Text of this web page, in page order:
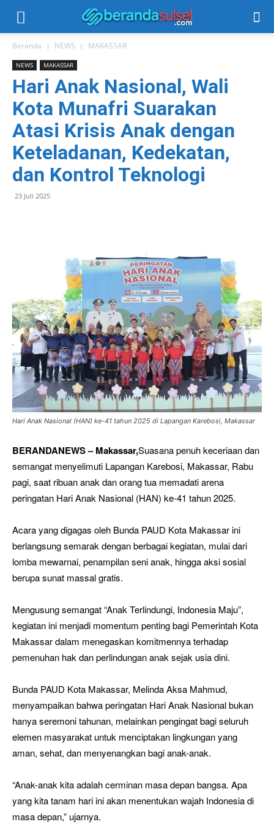
Beranda NEWS MAKASSAR
NEWS MAKASSAR
Hari Anak Nasional, Wali
Kota Munafri Suarakan
Atasi Krisis Anak dengan
Keteladanan, Kedekatan,
dan Kontrol Teknologi
23 Juli 2025
Hari Anak Nasional (HAN) ke-41 tahun 2025 di Lapangan Karebosi, Makassar
BERANDANEWS – Makassar,Suasana penuh keceriaan dan
semangat menyelimuti Lapangan Karebosi, Makassar, Rabu
pagi, saat ribuan anak dan orang tua memadati arena
peringatan Hari Anak Nasional (HAN) ke-41 tahun 2025.
Acara yang digagas oleh Bunda PAUD Kota Makassar ini
berlangsung semarak dengan berbagai kegiatan, mulai dari
lomba mewarnai, penampilan seni anak, hingga aksi sosial
berupa sunat massal gratis.
Mengusung semangat “Anak Terlindungi, Indonesia Maju”,
kegiatan ini menjadi momentum penting bagi Pemerintah Kota
Makassar dalam menegaskan komitmennya terhadap
pemenuhan hak dan perlindungan anak sejak usia dini.
Bunda PAUD Kota Makassar, Melinda Aksa Mahmud,
menyampaikan bahwa peringatan Hari Anak Nasional bukan
hanya seremoni tahunan, melainkan pengingat bagi seluruh
elemen masyarakat untuk menciptakan lingkungan yang
aman, sehat, dan menyenangkan bagi anak-anak.
“Anak-anak kita adalah cerminan masa depan bangsa. Apa
yang kita tanam hari ini akan menentukan wajah Indonesia di
masa depan,” ujarnya.